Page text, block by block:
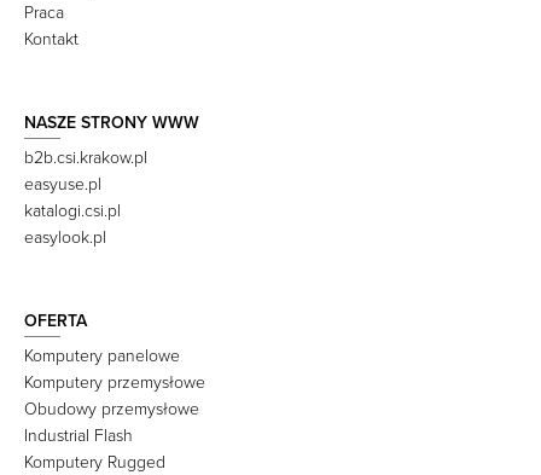
Praca
Kontakt
NASZE STRONY WWW
b2b.csi.krakow.pl
easyuse.pl
katalogi.csi.pl
easylook.pl
OFERTA
Komputery panelowe
Komputery przemysłowe
Obudowy przemysłowe
Industrial Flash
Komputery Rugged